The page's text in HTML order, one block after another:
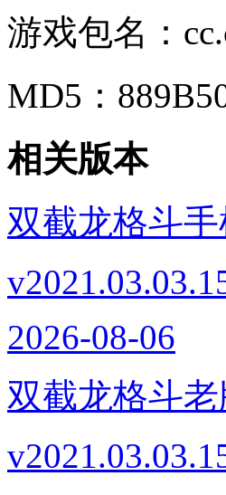
游戏包名：
MD5：
相关版本
双截龙格斗手
2026-08-06
双截龙格斗